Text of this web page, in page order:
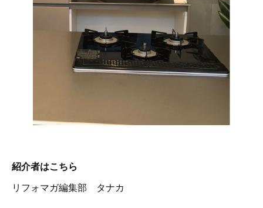
紹介者はこちら
リフォマガ編集部 タナカ